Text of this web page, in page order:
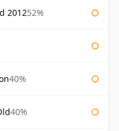
201252%
40%
40%